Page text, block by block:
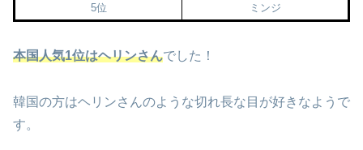
5位
ミンジ
本国人気1位はヘリンさんでした！
韓国の方はヘリンさんのような切れ長な目が好きなようで
す。